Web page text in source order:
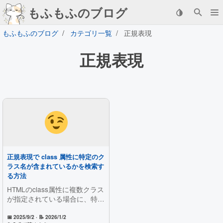
もふもふのブログ
もふもふのブログ カテゴリ一覧 正規表現
正規表現
正規表現で class 属性に特定のク
ラス名が含まれているかを検索す
る方法
HTMLのclass属性に複数クラス
が指定されている場合に、特定
索する正規表現を解説します。
📅 2025/9/2 · 📝 2026/1/2